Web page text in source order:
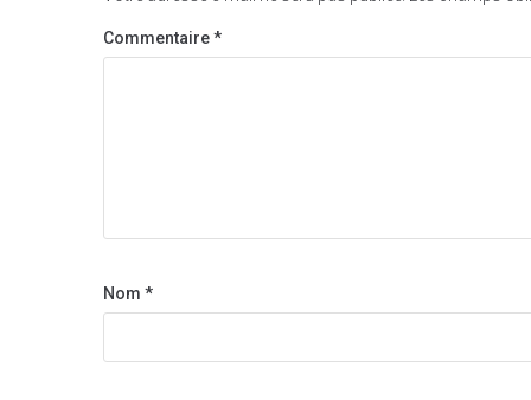
Commentaire*
Nom *